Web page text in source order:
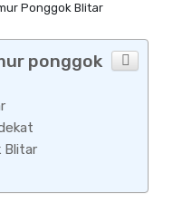
Ponggok Blitar
ponggok
Blitar